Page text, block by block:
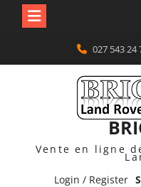
content
027 543 24
Vente en ligne
Login / Register